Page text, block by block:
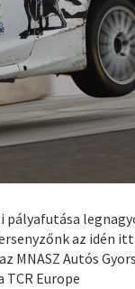
pályafutása
az idén
MNASZ Autós
Europe